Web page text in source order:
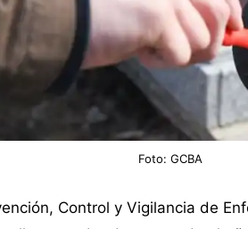
Foto: GCBA
Control y Vigilancia de